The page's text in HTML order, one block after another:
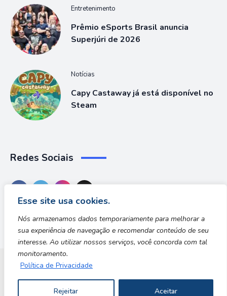
Esse site usa cookies.
Nós armazenamos dados temporariamente para melhorar a
sua experiência de navegação e recomendar conteúdo de seu
interesse. Ao utilizar nossos serviços, você concorda com tal
monitoramento.
Política de Privacidade
Rejeitar Aceitar
Entretenimento
Prêmio eSports Brasil anuncia
Superjúri de 2026
Notícias
Capy Castaway já está disponível no
Steam
Redes Sociais
Copyright © 2026 | Desenvolvido por Safe Zone